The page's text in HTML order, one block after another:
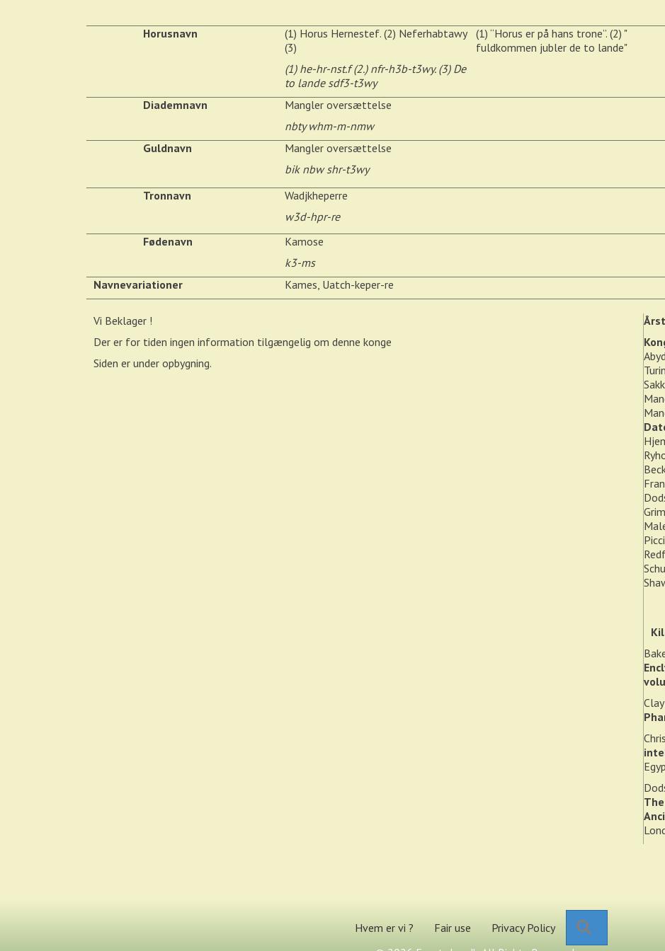
Horusnavn
(1) Horus Hernestef. (2) Neferhabtawy
(3)
(1) he-hr-nst.f (2.) nfr-h3b-t3wy. (3) De
to lande sdf3-t3wy
(1) “Horus er på hans trone”. (2) "
fuldkommen jubler de to lande"
Diademnavn
Mangler oversættelse
nbty whm-m-nmw
Guldnavn
Mangler oversættelse
bik nbw shr-t3wy
Tronnavn
Wadjkheperre
w3d-hpr-re
Fødenavn
Kamose
k3-ms
Navnevariationer
Kames, Uatch-keper-re
Vi Beklager !
Der er for tiden ingen information tilgængelig om denne konge
Siden er under opbygning.
Hvem er vi ? Fair use Privacy Policy